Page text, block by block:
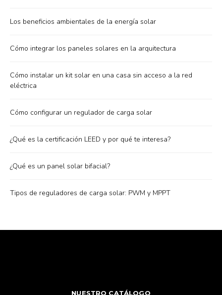
Los beneficios ambientales de la energía solar
Cómo integrar los paneles solares en la arquitectura
Cómo instalar un kit solar en una casa sin acceso a la red
eléctrica
Cómo configurar un regulador de carga solar
¿Qué es la certificación LEED y por qué te interesa?
¿Qué es un panel solar bifacial?
Tipos de reguladores de carga solar: PWM y MPPT
NUESTRO CATÁLOGO